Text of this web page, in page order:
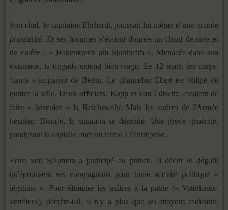
Son chef, le capitaine Ehrhardt, jouissait lui-même d’une grande
popularité. Et ses hommes s’étaient donnés un chant de rage et
de colère : « Hakenkreuz am Stahlhelm ». Menacée dans son
existence, la brigade entend bien réagir. Le 12 mars, les corps-
francs s’emparent de Berlin. Le chancelier Ebert est obligé de
quitter la ville. Deux officiers, Kapp et von Lütwitz, essaient de
faire « basculer » la Reichswehr. Mais les cadres de l'Armée
hésitent. Bientôt, la situation se dégrade. Une grève générale,
paralysant la capitale, met un terme à l'entreprise.
Ernst von Salomon a participé au putsch. Il décrit le dégoût
qu'éprouvent ses compagnons pour toute activité politique «
légaliste ». Pour éliminer les traîtres à la patrie (« Vaterlands-
verräter»), décrète-t-il, il n'y a plus que les moyens radicaux.